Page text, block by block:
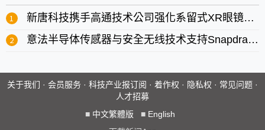
新唐科技携手高通技术公司强化系留式XR眼镜SoC业务
意法半导体传感器与安全无线技术支持Snapdragon Wear Elite平台
关于我们 · 会员服务 · 科技产业报订阅 · 着作权 · 隐私权 · 常见问题 ·
人才招募
■ 中文繁體版 ■ English